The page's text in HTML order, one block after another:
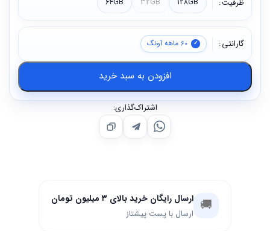
ظرفیت 128GB
32GB
64GB
گارانتی 60 ماهه آونگ
افزودن به سبد خرید
اشتراک‌گذاری:
🚚 ارسال رایگان خرید بالای ۳ میلیون تومان
ارسال با پست پیشتاز